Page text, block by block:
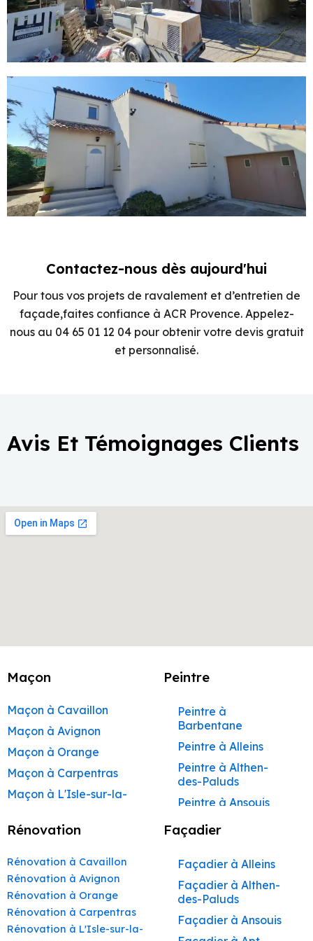
Contactez-nous dès aujourd'hui
Pour tous vos projets de ravalement et d’entretien de
façade,faites confiance à ACR Provence. Appelez-
nous au 04 65 01 12 04 pour obtenir votre devis gratuit
et personnalisé.
Avis Et Témoignages Clients
Maçon
Maçon à Cavaillon
Maçon à Avignon
Maçon à Orange
Maçon à Carpentras
Maçon à L'Isle-sur-la-
Maçon à Apt
Maçon à Pertuis
Maçon à Sorgues
Maçon à Le Pontet
Maçon à Vaison-la-
Romaine
Peintre
Peintre à
Barbentane
Peintre à Alleins
Peintre à Althen-
des-Paluds
Peintre à Ansouis
Peintre à Apt
Peintre à Aurons
Peintre à Avignon
Peintre à
Beaumettes
Rénovation
Rénovation à Cavaillon
Rénovation à Avignon
Rénovation à Orange
Rénovation à Carpentras
Rénovation à L'Isle-sur-la-
Façadier
Façadier à Alleins
Façadier à Althen-
des-Paluds
Façadier à Ansouis